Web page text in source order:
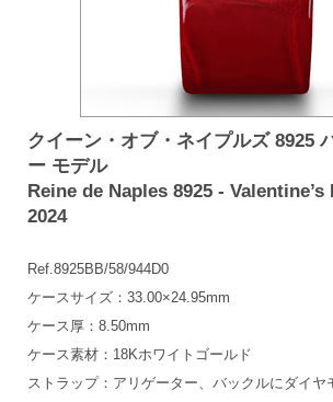
クイーン・オブ・ネイプルズ 8925
ー モデル
Reine de Naples 8925 -
2024
Ref.8925BB/58/944D0
ケースサイズ：33.00×24.95mm
ケース厚：8.50mm
ケース素材：18Kホワイトゴールド
ストラップ：アリゲーター、バックルにダイヤ